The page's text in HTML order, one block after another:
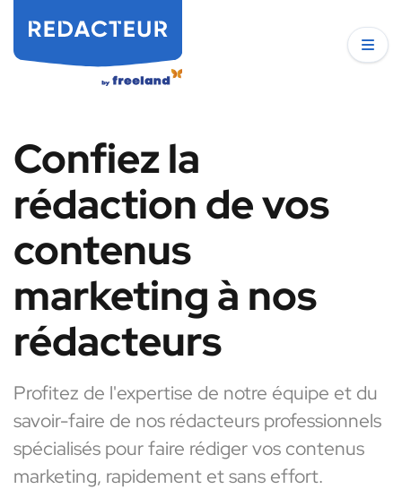
Confiez la
rédaction de vos
contenus
marketing à nos
rédacteurs
Profitez de l'expertise de notre équipe et du
savoir-faire de nos rédacteurs professionnels
spécialisés pour faire rédiger vos contenus
marketing, rapidement et sans effort.